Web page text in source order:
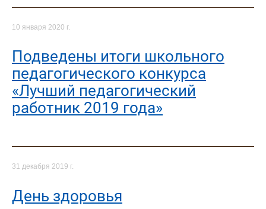
10 января 2020 г.
Подведены итоги школьного
педагогического конкурса
«Лучший педагогический
работник 2019 года»
31 декабря 2019 г.
День здоровья